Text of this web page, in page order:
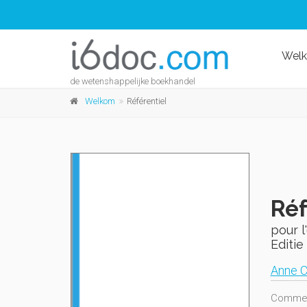
de wetenshappelijke boekhandel
Welkom Référentiel
pour
Editie
Anne